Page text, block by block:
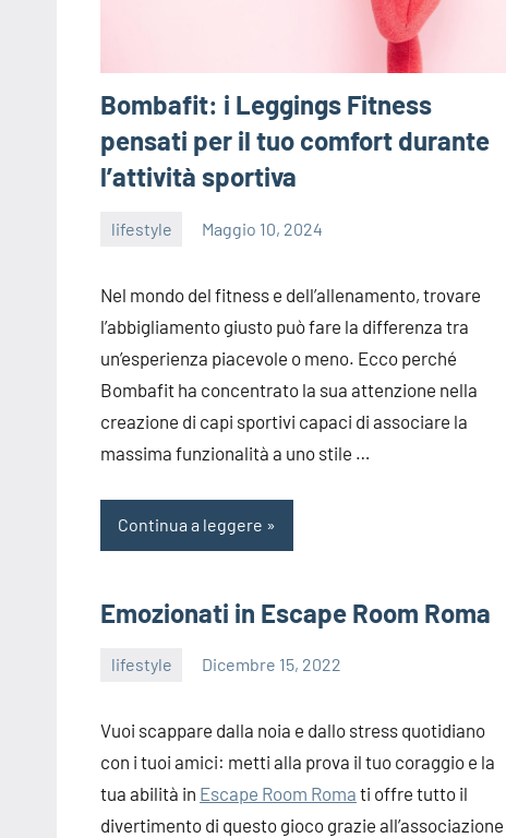
Bombafit: i Leggings Fitness
pensati per il tuo comfort durante
l’attività sportiva
lifestyle Maggio 10, 2024
Nel mondo del fitness e dell’allenamento, trovare
l’abbigliamento giusto può fare la differenza tra
un’esperienza piacevole o meno. Ecco perché
Bombafit ha concentrato la sua attenzione nella
creazione di capi sportivi capaci di associare la
massima funzionalità a uno stile …
Continua a leggere
Emozionati in Escape Room Roma
lifestyle Dicembre 15, 2022
Vuoi scappare dalla noia e dallo stress quotidiano
con i tuoi amici: metti alla prova il tuo coraggio e la
tua abilità in Escape Room Roma ti offre tutto il
divertimento di questo gioco grazie all’associazione